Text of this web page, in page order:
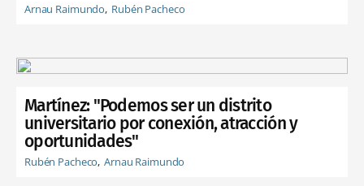
Arnau Raimundo Rubén Pacheco
Martínez: "Podemos ser un distrito
universitario por conexión, atracción y
oportunidades"
Rubén Pacheco Arnau Raimundo